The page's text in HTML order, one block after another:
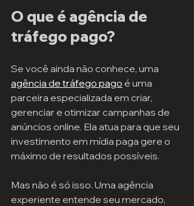
O que é agência de
tráfego pago?
Se você ainda não conhece, uma
agência de tráfego pago é uma
parceira especializada em criar,
gerenciar e otimizar campanhas de
anúncios online. Ela atua para que seu
investimento em mídia paga gere o
máximo de resultados possíveis.
Mas não é só isso. Uma agência
experiente entende seu mercado,